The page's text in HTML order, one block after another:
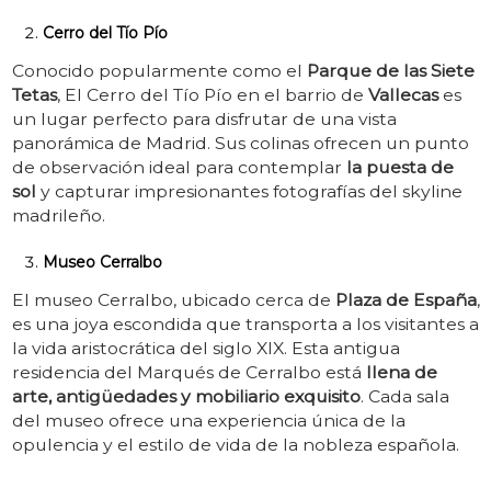
Cerro del Tío Pío
Conocido popularmente como el Parque de las Siete
Tetas, El Cerro del Tío Pío en el barrio de Vallecases
un lugar perfecto para disfrutar de una vista
panorámica de Madrid. Sus colinas ofrecen un punto
de observación ideal para contemplar la puesta de
sol y capturar impresionantes fotografías del skyline
madrileño.
Museo Cerralbo
El museo Cerralbo, ubicado cerca de Plaza de España,
es una joya escondida que transporta a los visitantes a
la vida aristocrática del siglo XIX. Esta antigua
residencia del Marqués de Cerralbo está llena de
arte, antigüedades y mobiliario exquisito. Cada sala
del museo ofrece una experiencia única de la
opulencia y el estilo de vida de la nobleza española.